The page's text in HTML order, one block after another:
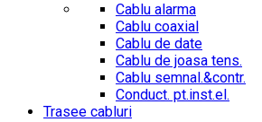
Cablu alarma
Cablu coaxial
Cablu de date
Cablu de joasa tens.
Cablu semnal.&contr.
Conduct. pt.inst.el.
Trasee cabluri